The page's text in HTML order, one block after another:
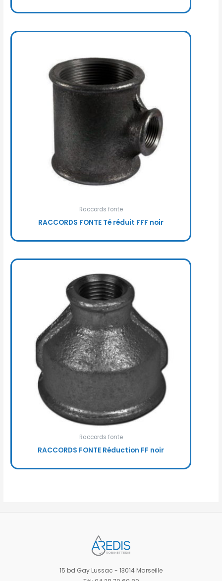
Raccords fonte
RACCORDS FONTE Té réduit FFF noir
Raccords fonte
RACCORDS FONTE Réduction FF noir
15 bd Gay Lussac - 13014 Marseille